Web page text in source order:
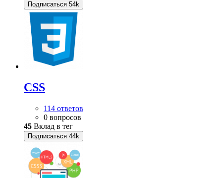
Подписаться 54k
CSS
114 ответов
0 вопросов
45 Вклад в тег
Подписаться 44k